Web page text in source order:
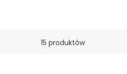
15 produktów